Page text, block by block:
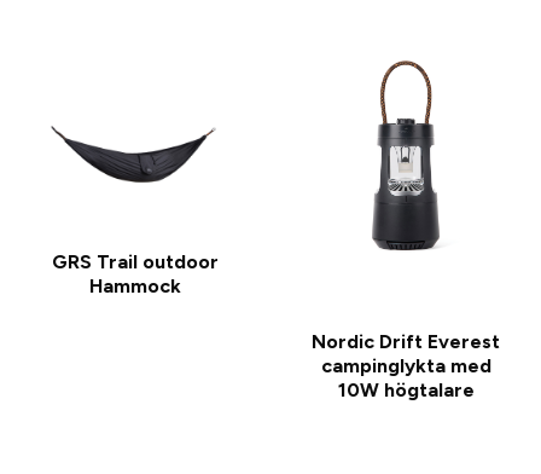
GRS Trail outdoor
Hammock
Nordic Drift Everest
campinglykta med
10W högtalare